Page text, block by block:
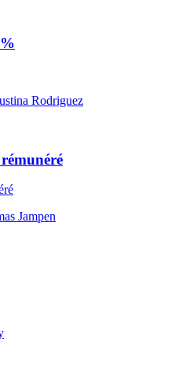
Rodriguez
Jampen